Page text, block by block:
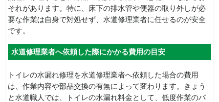
それがあります。特に、床下の排水管や便器の取り外しが必
要な作業は自身で対処せず、水道修理業者に任せるのが安全
です。
水道修理業者へ依頼した際にかかる費用の目安
トイレの水漏れ修理を水道修理業者へ依頼した場合の費用
は、作業内容や部品交換の有無によって変わります。きょう
と水道職人では、トイレの水漏れ料金として、低度作業のパ